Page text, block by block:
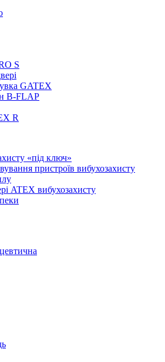
S
GATEX
B-FLAP
R
«під ключ»
пристроїв вибухозахисту
ATEX вибухозахисту